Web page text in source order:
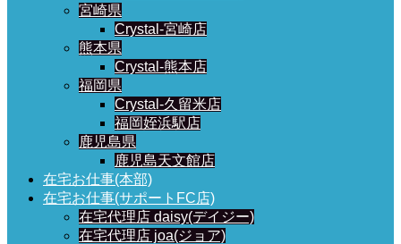
宮崎県
Crystal-宮崎店
熊本県
Crystal-熊本店
福岡県
Crystal-久留米店
福岡姪浜駅店
鹿児島県
鹿児島天文館店
在宅お仕事(本部)
在宅お仕事(サポートFC店)
在宅代理店 daisy(デイジー)
在宅代理店 joa(ジョア)